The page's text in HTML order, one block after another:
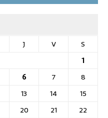
J V
S
1
6 7
8
13 14
15
20 21
22